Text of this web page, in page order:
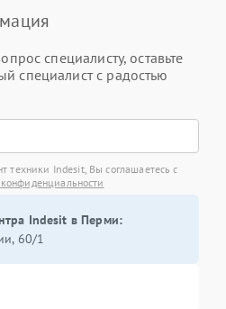
специалисту, оставьте
специалист с радостью
техники Indesit, Вы соглашаетесь с
Indesit в Перми:
60/1